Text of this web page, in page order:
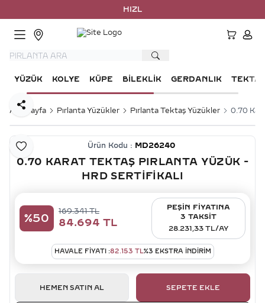
HIZLI KA
YÜZÜK KOLYE KÜPE BILEKLIK GERDANLIK TEKTAŞ
Ana Sayfa Pırlanta Yüzükler Pırlanta Tektaş Yüzükler 0.70
Favoriye Ekle
Paylaş
Ürün Kodu : MD26240
0.70 KARAT TEKTAŞ PIRLANTA YÜZÜK -
HRD SERTIFIKALI
%50
169.341TL
84.694 TL
PEŞİN FİYATINA
3 TAKSİT
28.231,33 TL/AY
HAVALE FIYATI :82.153 TL%3 EKSTRA İNDİRİM
HEMEN SATIN AL SEPETE EKLE